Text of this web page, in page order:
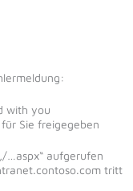
with you
Sie freigegeben
…aspx“ aufgerufen
tritt